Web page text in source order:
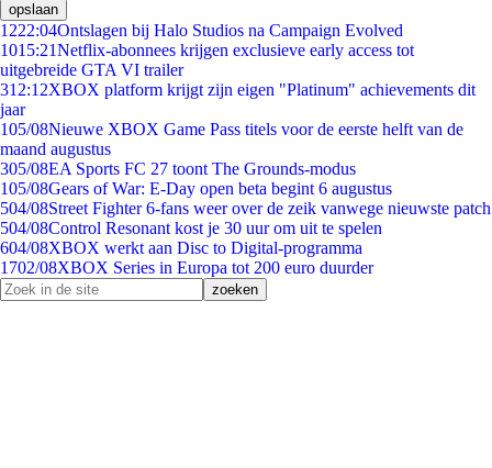
opslaan
1222:04Ontslagen bij Halo Studios na Campaign Evolved
1015:21Netflix-abonnees krijgen exclusieve early access tot
uitgebreide GTA VI trailer
312:12XBOX platform krijgt zijn eigen "Platinum" achievements dit
jaar
105/08Nieuwe XBOX Game Pass titels voor de eerste helft van de
maand augustus
305/08EA Sports FC 27 toont The Grounds-modus
105/08Gears of War: E-Day open beta begint 6 augustus
504/08Street Fighter 6-fans weer over de zeik vanwege nieuwste patch
504/08Control Resonant kost je 30 uur om uit te spelen
604/08XBOX werkt aan Disc to Digital-programma
1702/08XBOX Series in Europa tot 200 euro duurder